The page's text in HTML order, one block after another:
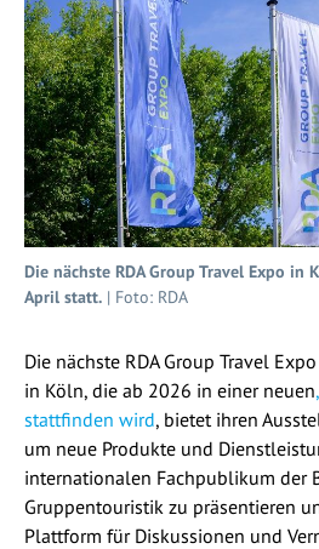
Die nächste RDA Group Travel Expo in
April statt. | Foto: RDA
Die nächste RDA Group Travel
in Köln, die ab 2026 in einer neuen
stattfinden wird, bietet ihren
um neue Produkte und
internationalen Fachpublikum der
Gruppentouristik zu präsentieren
Plattform für Diskussionen und